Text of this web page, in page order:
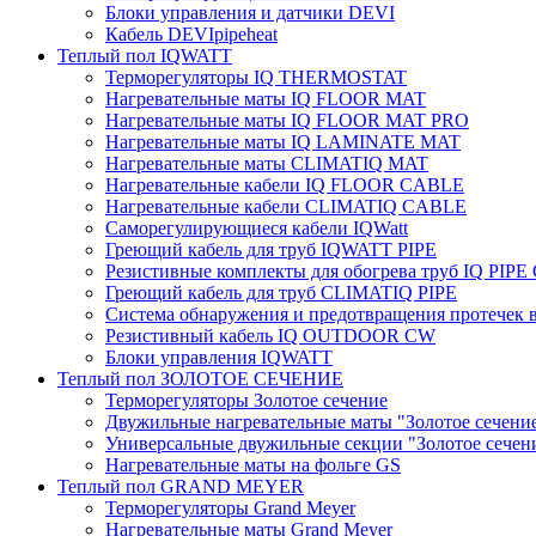
Блоки управления и датчики DEVI
Кабель DEVIpipeheat
Теплый пол IQWATT
Терморегуляторы IQ THERMOSTAT
Нагревательные маты IQ FLOOR MAT
Нагревательные маты IQ FLOOR MAT PRO
Нагревательные маты IQ LAMINATE MAT
Нагревательные маты CLIMATIQ MAT
Нагревательные кабели IQ FLOOR CABLE
Нагревательные кабели CLIMATIQ CABLE
Саморегулирующиеся кабели IQWatt
Греющий кабель для труб IQWATT PIPE
Резистивные комплекты для обогрева труб IQ PIPE
Греющий кабель для труб CLIMATIQ PIPE
Система обнаружения и предотвращения протечек
Резистивный кабель IQ OUTDOOR CW
Блоки управления IQWATT
Теплый пол ЗОЛОТОЕ СЕЧЕНИЕ
Терморегуляторы Золотое сечение
Двужильные нагревательные маты "Золотое
Универсальные двужильные секции "Золотое
Нагревательные маты на фольге GS
Теплый пол GRAND MEYER
Терморегуляторы Grand Meyer
Нагревательные маты Grand Meyer